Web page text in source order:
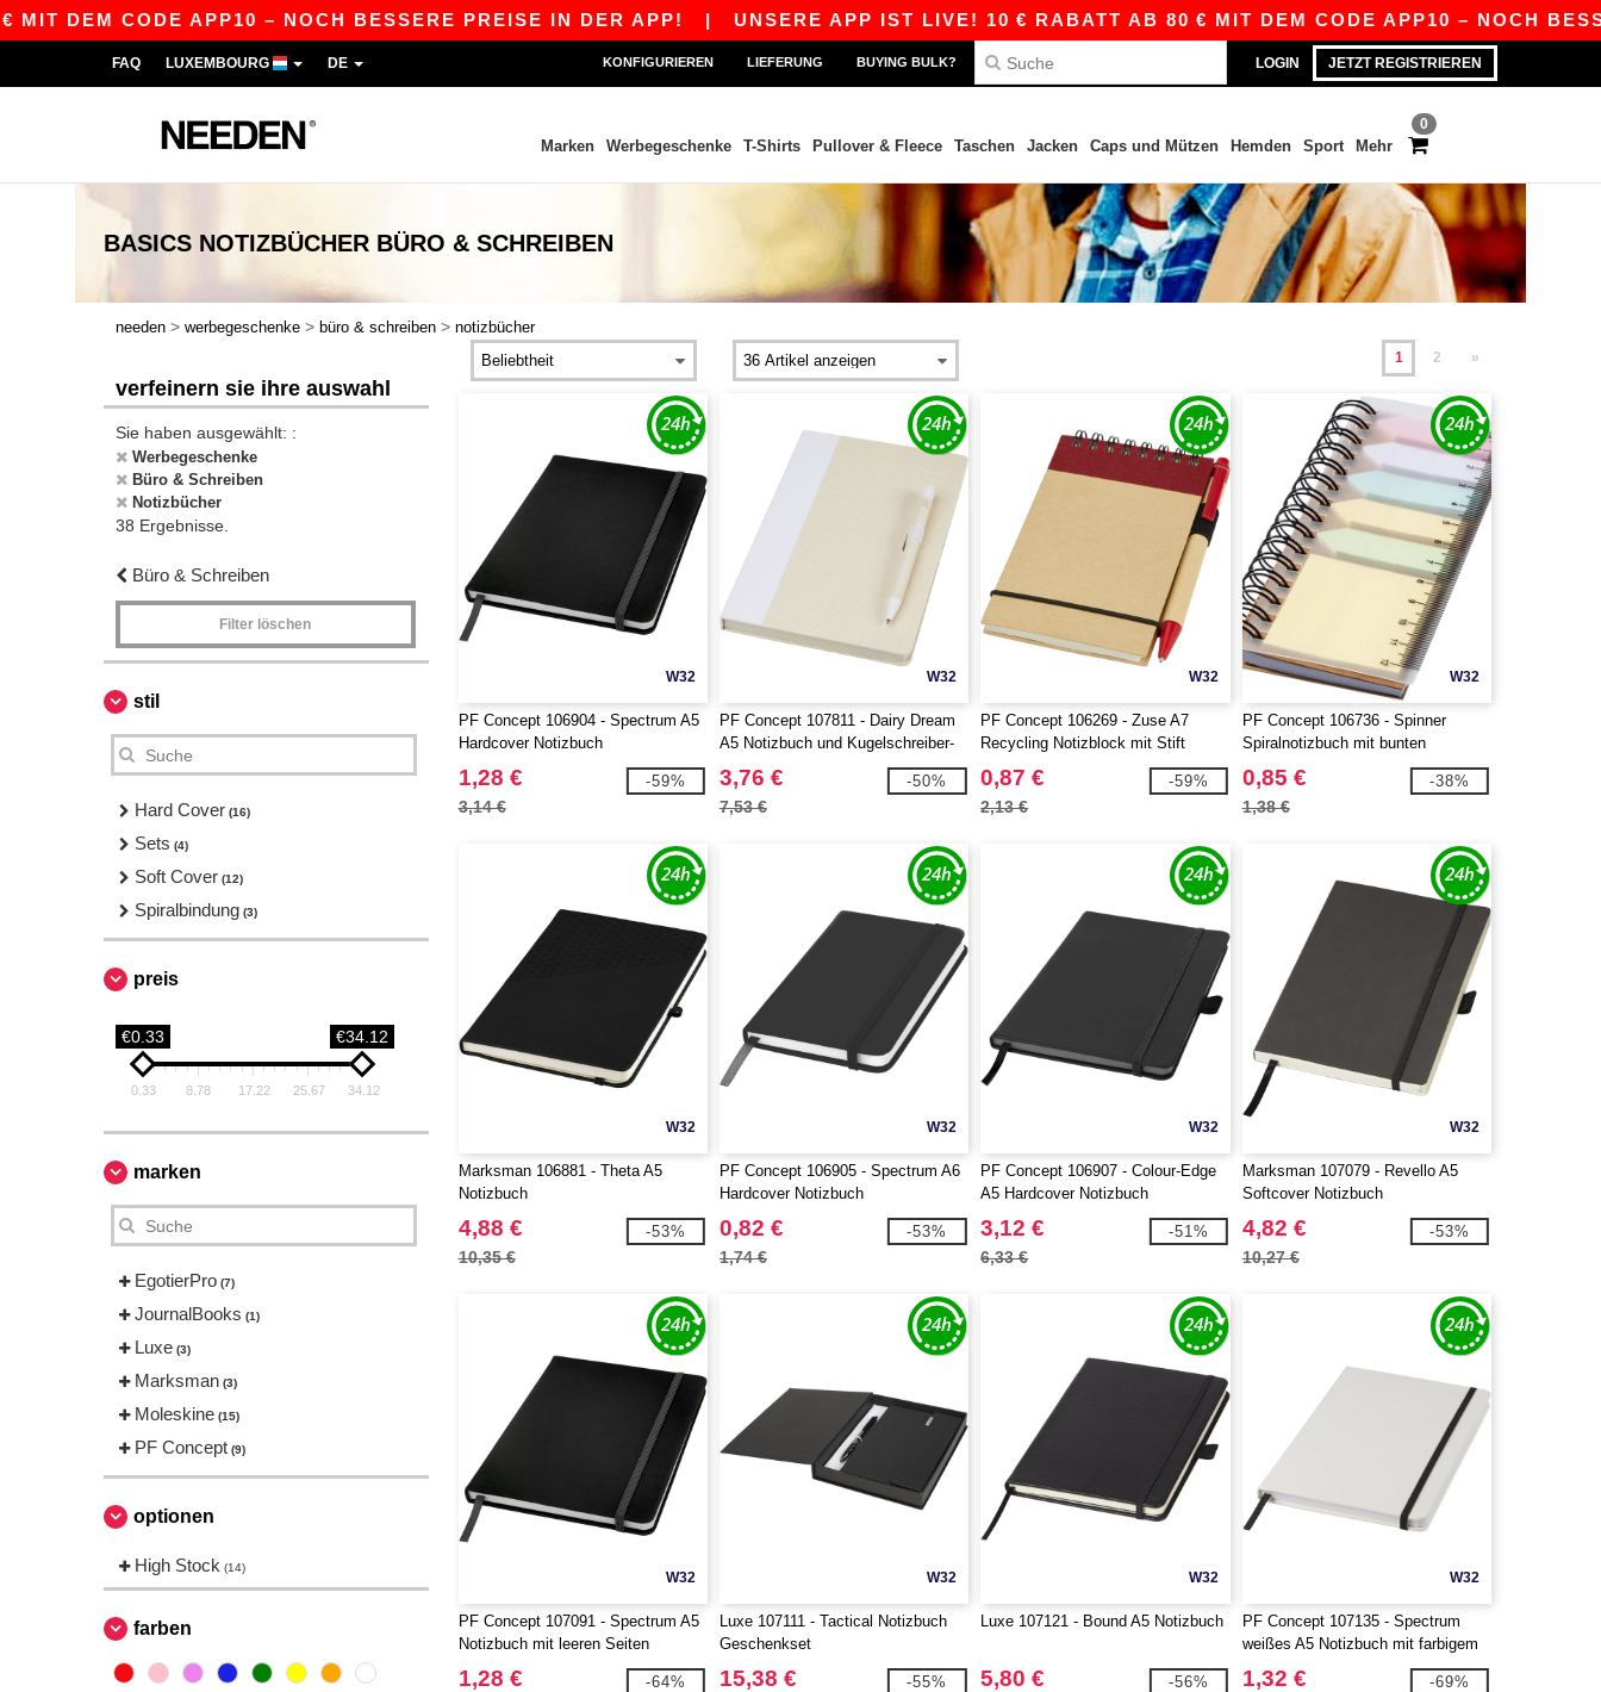
CODE APP10 – NOCH BESSERE PREISE IN DER APP!|UNSERE APP IST LIVE! 10 € RABATT AB 80 € MIT DEM CODE APP10 – NOCH BESSERE
LOGIN JETZT REGISTRIEREN
FAQ LUXEMBOURG DE KONFIGURIEREN LIEFERUNG BUYING BULK?
0
Marken Werbegeschenke T-Shirts Pullover & Fleece Taschen Jacken Caps und Mützen Hemden Sport Mehr
BASICS NOTIZBÜCHER BÜRO & SCHREIBEN
needen > werbegeschenke > büro & schreiben > notizbücher
verfeinern sie ihre auswahl
Sie haben ausgewählt: :
Werbegeschenke
Büro & Schreiben
Notizbücher
38 Ergebnisse.
Büro & Schreiben
Filter löschen
stil
Hard Cover (16)
Sets (4)
Soft Cover (12)
Spiralbindung (3)
preis
€0.33 €34.12
0.33 8.78 17.22 25.67 34.12
marken
EgotierPro (7)
JournalBooks (1)
Luxe (3)
Marksman (3)
Moleskine (15)
PF Concept (9)
optionen
High Stock (14)
farben
1 2 »
W32
PF Concept 106904 - Spectrum A5
Hardcover Notizbuch
1,28 €
3,14 €
-59%
W32
PF Concept 107811 - Dairy Dream
A5 Notizbuch und Kugelschreiber-
Set aus recyceltem Milchkarton
3,76 €
7,53 €
-50%
W32
PF Concept 106269 - Zuse A7
Recycling Notizblock mit Stift
0,87 €
2,13 €
-59%
W32
PF Concept 106736 - Spinner
Spiralnotizbuch mit bunten
Haftnotizen
0,85 €
1,38 €
-38%
W32
Marksman 106881 - Theta A5
Notizbuch
4,88 €
10,35 €
-53%
W32
PF Concept 106905 - Spectrum A6
Hardcover Notizbuch
0,82 €
1,74 €
-53%
W32
PF Concept 106907 - Colour-Edge
A5 Hardcover Notizbuch
3,12 €
6,33 €
-51%
W32
Marksman 107079 - Revello A5
Softcover Notizbuch
4,82 €
10,27 €
-53%
W32
PF Concept 107091 - Spectrum A5
Notizbuch mit leeren Seiten
1,28 € -64%
W32
Luxe 107111 - Tactical Notizbuch
Geschenkset
15,38 € -55%
W32
Luxe 107121 - Bound A5 Notizbuch
5,80 € -56%
W32
PF Concept 107135 - Spectrum
weißes A5 Notizbuch mit farbigem
Gummiband
1,32 € -69%